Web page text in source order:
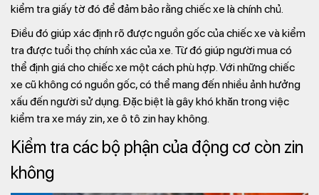
kiểm tra giấy tờ đó để đảm bảo rằng chiếc xe là chính chủ.
Điều đó giúp xác định rõ được nguồn gốc của chiếc xe và kiểm
tra được tuổi thọ chính xác của xe. Từ đó giúp người mua có
thể định giá cho chiếc xe một cách phù hợp. Với những chiếc
xe cũ không có nguồn gốc, có thể mang đến nhiều ảnh hưởng
xấu đến người sử dụng. Đặc biệt là gây khó khăn trong việc
kiểm tra xe máy zin, xe ô tô zin hay không.
Kiểm tra các bộ phận của động cơ còn zin
không